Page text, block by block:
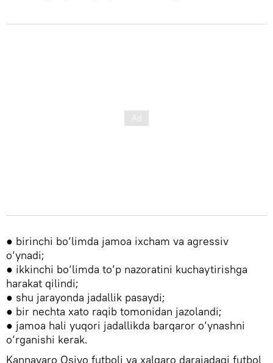
● birinchi bo‘limda jamoa ixcham va agressiv
o‘ynadi;
● ikkinchi bo‘limda to‘p nazoratini kuchaytirishga
harakat qilindi;
● shu jarayonda jadallik pasaydi;
● bir nechta xato raqib tomonidan jazolandi;
● jamoa hali yuqori jadallikda barqaror o‘ynashni
o‘rganishi kerak.
Kannavaro Osiyo futboli va xalqaro darajadagi futbol